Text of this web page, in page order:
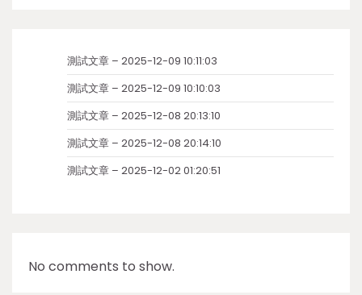
測試文章 – 2025-12-09 10:11:03
測試文章 – 2025-12-09 10:10:03
測試文章 – 2025-12-08 20:13:10
測試文章 – 2025-12-08 20:14:10
測試文章 – 2025-12-02 01:20:51
No comments to show.